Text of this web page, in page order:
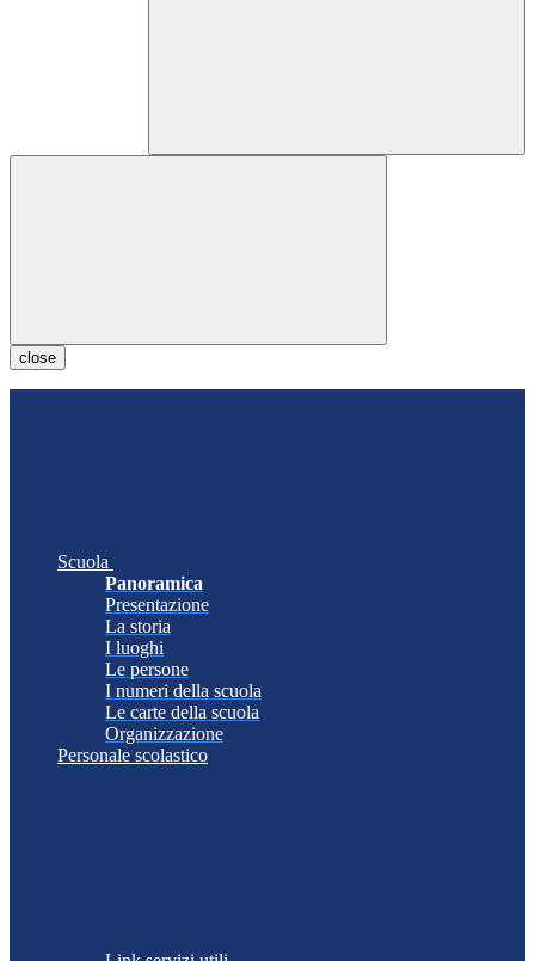
close
Scuola
Panoramica
Presentazione
La storia
I luoghi
Le persone
I numeri della scuola
Le carte della scuola
Organizzazione
Personale scolastico